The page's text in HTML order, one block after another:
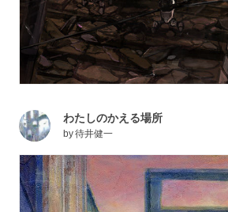
わたしのかえる場所
by待井健一